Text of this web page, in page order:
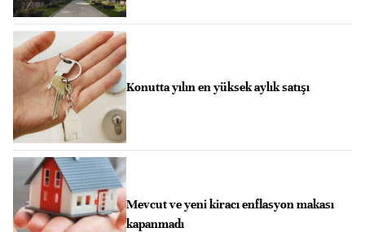
Konutta yılın en yüksek aylık satışı
Mevcut ve yeni kiracı enflasyon makası
kapanmadı